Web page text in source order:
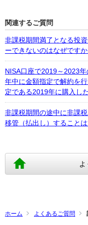
関連するご質問
非課税期間満了となる投
ーできないのはなぜですか
NISA口座で2019～2023
年中に金額指定で解約を
定である2019年に購入し
非課税期間の途中に非課
移管（払出し）すること
ホーム よくあるご質問